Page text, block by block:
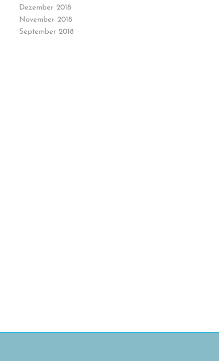
Dezember 2018
November 2018
September 2018